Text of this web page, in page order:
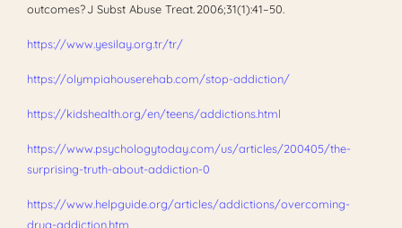
outcomes? J Subst Abuse Treat. 2006;31(1):41–50.
https://www.yesilay.org.tr/tr/
https://olympiahouserehab.com/stop-addiction/
https://kidshealth.org/en/teens/addictions.html
https://www.psychologytoday.com/us/articles/200405/the-
surprising-truth-about-addiction-0
https://www.helpguide.org/articles/addictions/overcoming-
drug-addiction.htm